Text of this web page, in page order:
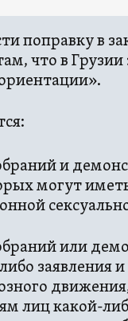
поправку в
что в
и
могут
или
заявления
лиц какой-